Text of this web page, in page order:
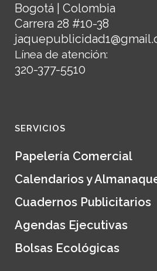
Bogotá | Colombia
Carrera 28 #10-38
Línea de atención:
320-377-5510
SERVICIOS
Papelería Comercial
Calendarios y
Cuadernos Publicitarios
Agendas Ejecutivas
Bolsas Ecológicas